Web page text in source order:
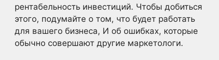
рентабельность инвестиций. Чтобы добиться
этого, подумайте о том, что будет работать
для вашего бизнеса, И об ошибках, которые
обычно совершают другие маркетологи.